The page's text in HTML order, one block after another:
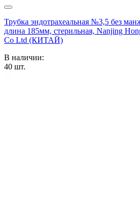
Трубка эндотрахеальная №3,5 без
длина 185мм, стерильная, Nanjing
Co Ltd (КИТАЙ)
В наличии:
40 шт.